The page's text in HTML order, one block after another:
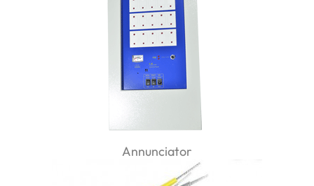
Annunciator